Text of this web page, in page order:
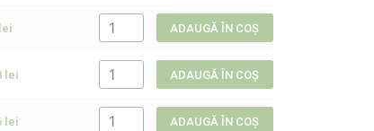
lei ADAUGĂ ÎN COȘ
lei ADAUGĂ ÎN COȘ
lei ADAUGĂ ÎN COȘ